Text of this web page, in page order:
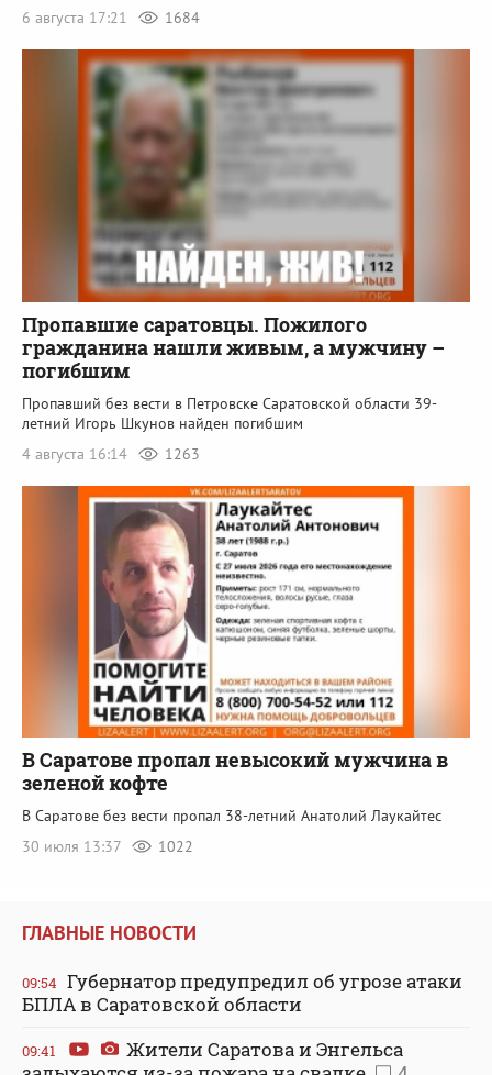
6 августа 17:21 1684
Пропавшие саратовцы. Пожилого
гражданина нашли живым, а мужчину –
погибшим
Пропавший без вести в Петровске Саратовской области 39-
летний Игорь Шкунов найден погибшим
4 августа 16:14
1263
В Саратове пропал невысокий мужчина в
зеленой кофте
В Саратове без вести пропал 38-летний Анатолий Лаукайтес
30 июля 13:37
1022
ГЛАВНЫЕ НОВОСТИ
09:54 Губернатор предупредил об угрозе атаки
БПЛА в Саратовской области
09:41
Жители Саратова и Энгельса